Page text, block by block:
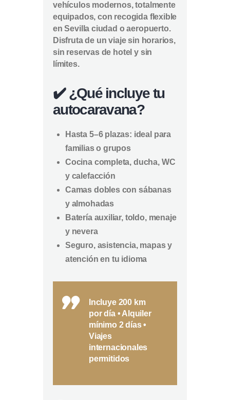
vehículos modernos, totalmente
equipados, con recogida flexible
enSevilla ciudad o aeropuerto.
Disfruta de un viaje sin horarios,
sin reservas de hotel y sin
límites.
✔️ ¿Qué incluye tu
autocaravana?
Hasta 5–6 plazas: ideal para
familias o grupos
Cocina completa, ducha, WC
y calefacción
Camas dobles con sábanas
y almohadas
Batería auxiliar, toldo, menaje
y nevera
Seguro, asistencia, mapas y
atención en tu idioma
Incluye 200 km
por día • Alquiler
mínimo 2 días •
Viajes
internacionales
permitidos